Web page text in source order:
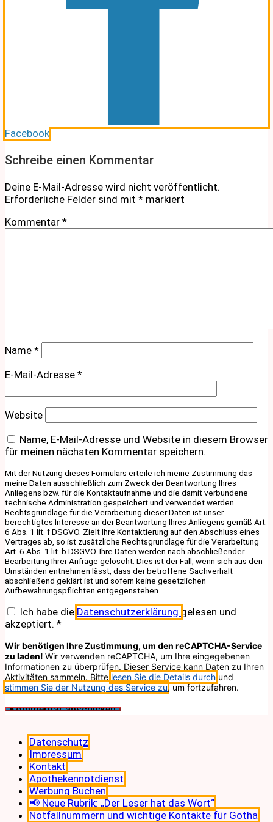
Facebook
Schreibe einen Kommentar
Deine E-Mail-Adresse wird nicht veröffentlicht.
Erforderliche Felder sind mit * markiert
Kommentar *
Name *
E-Mail-Adresse *
Website
Name, E-Mail-Adresse und Website in diesem Browser
für meinen nächsten Kommentar speichern.
Mit der Nutzung dieses Formulars erteile ich meine Zustimmung das
meine Daten ausschließlich zum Zweck der Beantwortung Ihres
Anliegens bzw. für die Kontaktaufnahme und die damit verbundene
technische Administration gespeichert und verwendet werden.
Rechtsgrundlage für die Verarbeitung dieser Daten ist unser
berechtigtes Interesse an der Beantwortung Ihres Anliegens gemäß Art.
6 Abs. 1 lit. f DSGVO. Zielt Ihre Kontaktierung auf den Abschluss eines
Vertrages ab, so ist zusätzliche Rechtsgrundlage für die Verarbeitung
Art. 6 Abs. 1 lit. b DSGVO. Ihre Daten werden nach abschließender
Bearbeitung Ihrer Anfrage gelöscht. Dies ist der Fall, wenn sich aus den
Umständen entnehmen lässt, dass der betroffene Sachverhalt
abschließend geklärt ist und sofern keine gesetzlichen
Aufbewahrungspflichten entgegenstehen.
Ich habe die Datenschutzerklärung gelesen und
akzeptiert. *
Wir benötigen Ihre Zustimmung, um den reCAPTCHA-Service
zu laden! Wir verwenden reCAPTCHA, um Ihre eingegebenen
Informationen zu überprüfen. Dieser Service kann Daten zu Ihren
Aktivitäten sammeln. Bitte lesen Sie die Details durch und
stimmen Sie der Nutzung des Service zu, um fortzufahren.
Datenschutz
Impressum
Kontakt
Apothekennotdienst
Werbung Buchen
📢 Neue Rubrik: „Der Leser hat das Wort“
Notfallnummern und wichtige Kontakte für Gotha